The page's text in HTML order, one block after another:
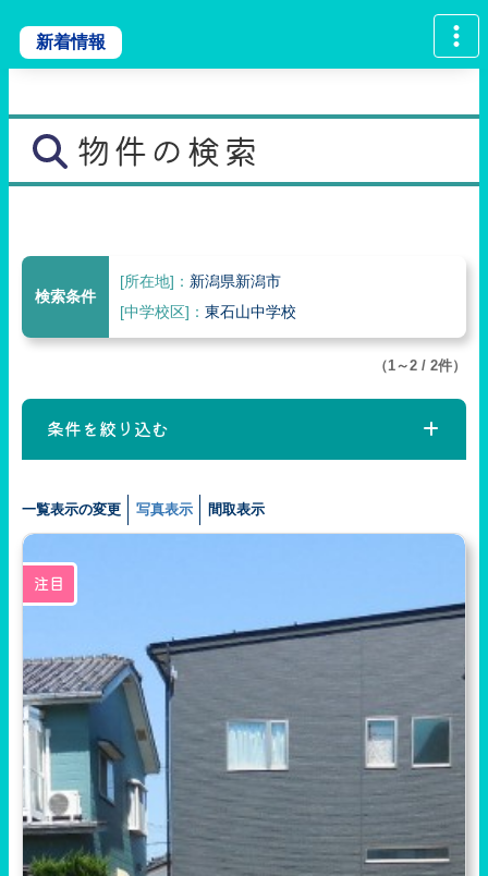
新着情報
物件の検索
検索条件
[所在地]： 新潟県新潟市
[中学校区]： 東石山中学校
（1～2 / 2件）
条件を絞り込む
一覧表示の変更 写真表示 間取表示